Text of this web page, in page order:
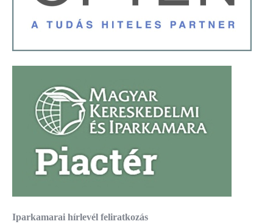
Iparkamarai hírlevél feliratkozás